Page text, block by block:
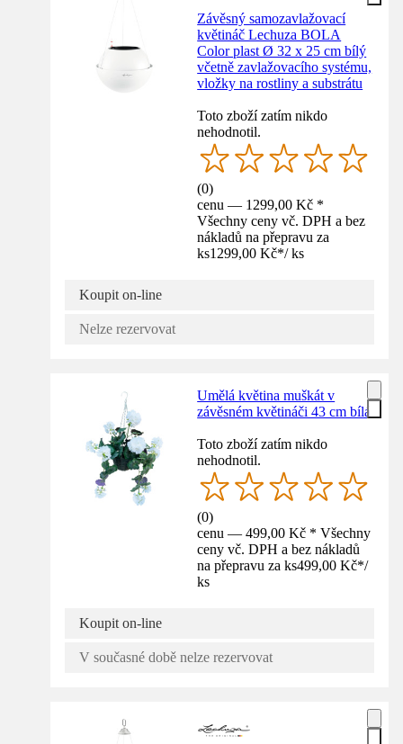
Závěsný samozavlažovací
květináč Lechuza BOLA
Color plast Ø 32 x 25 cm bílý
včetně zavlažovacího systému,
vložky na rostliny a substrátu
Toto zboží zatím nikdo
nehodnotil.
(0)
cenu — 1299,00 Kč *
Všechny ceny vč. DPH a bez
nákladů na přepravu za
ks1299,00 Kč*/ ks
Koupit on-line
Nelze rezervovat
Umělá květina muškát v
závěsném květináči 43 cm bílá
Toto zboží zatím nikdo
nehodnotil.
(0)
cenu — 499,00 Kč * Všechny
ceny vč. DPH a bez nákladů
na přepravu za ks499,00 Kč*/
ks
Koupit on-line
V současné době nelze rezervovat